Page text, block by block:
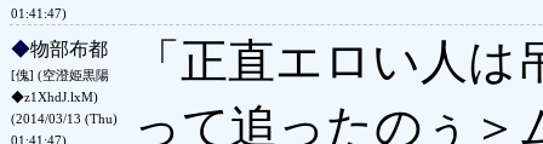
01:41:47)
◆物部布都
[傀] (空澄姫黒陽
◆z1XhdJ.lxM)
(2014/03/13 (Thu)
01:41:47)
「正直エロい人
って追ったのぅ＞